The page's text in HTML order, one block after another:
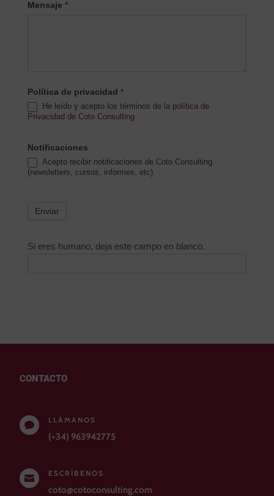
Mensaje *
Política de privacidad *
He leído y acepto los términos de la política de
Privacidad de Coto Consulting
Notificaciones
Acepto recibir notificaciones de Coto Consulting.
(newsletters, cursos, informes, etc)
Enviar
Si eres humano, deja este campo en blanco.
CONTACTO

LLÁMANOS
(+34) 963942775

ESCRÍBENOS
coto@cotoconsulting.com